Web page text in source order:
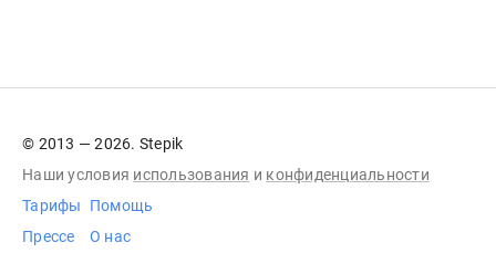
© 2013 — 2026. Stepik
Наши условия использования и конфиденциальности
Тарифы
Прессе
Помощь
О нас